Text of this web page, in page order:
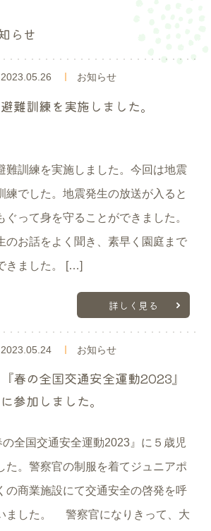
らせ
2023.05.26 お知らせ
避難訓練を実施しました。
訓練を実施しました。今回は地震
練でした。地震発生の放送が入ると
ぐって身を守ることができました。
のお話をよく聞き、素早く園庭まで
きました。 […]
詳しく見る
2023.05.24 お知らせ
『春の全国交通安全運動2023』
に参加しました。
全国交通安全運動2023』に５歳児
た。警察官の制服を着てジュニアポ
の商業施設にて交通安全の啓発を呼
ました。 警察官になりきって、大